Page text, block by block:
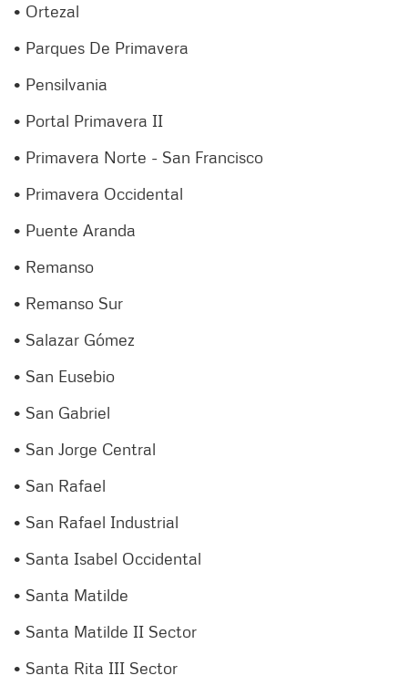
• Ortezal
• Parques De Primavera
• Pensilvania
• Portal Primavera II
• Primavera Norte - San Francisco
• Primavera Occidental
• Puente Aranda
• Remanso
• Remanso Sur
• Salazar Gómez
• San Eusebio
• San Gabriel
• San Jorge Central
• San Rafael
• San Rafael Industrial
• Santa Isabel Occidental
• Santa Matilde
• Santa Matilde II Sector
• Santa Rita III Sector